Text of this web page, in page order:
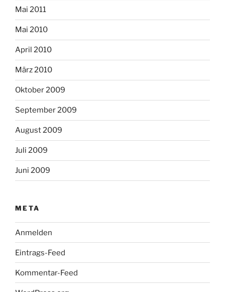
Mai 2011
Mai 2010
April 2010
März 2010
Oktober 2009
September 2009
August 2009
Juli 2009
Juni 2009
META
Anmelden
Eintrags-Feed
Kommentar-Feed